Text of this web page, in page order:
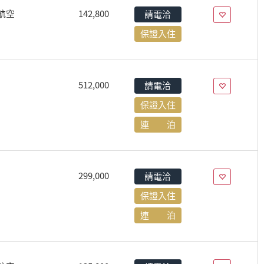
空 142,800
請電洽
保證入住
512,000
請電洽
保證入住
連 泊
299,000
請電洽
保證入住
連 泊